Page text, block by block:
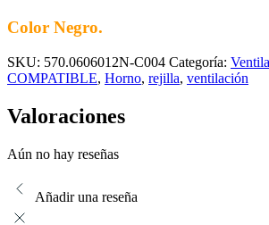
Color Negro.
SKU: 570.0606012N-C004 Categoría:
COMPATIBLE, Horno, rejilla, ventilación
Valoraciones
Aún no hay reseñas
Añadir una reseña